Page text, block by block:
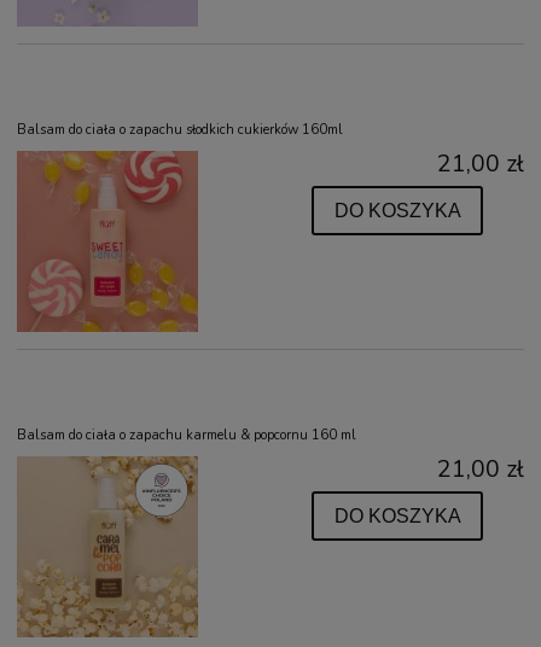
Balsam do ciała o zapachu słodkich cukierków 160ml
21,00 zł
DO KOSZYKA
Balsam do ciała o zapachu karmelu & popcornu 160 ml
21,00 zł
DO KOSZYKA